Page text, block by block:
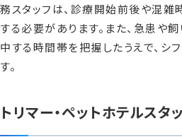
務スタッフは、診療開始前後や混
する必要があります。また、急患や
中する時間帯を把握したうえで、シ
す。
トリマー・ペットホテルスタ